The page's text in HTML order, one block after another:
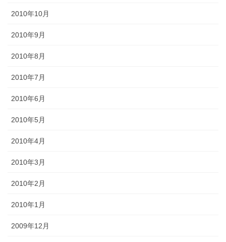
2010年10月
2010年9月
2010年8月
2010年7月
2010年6月
2010年5月
2010年4月
2010年3月
2010年2月
2010年1月
2009年12月